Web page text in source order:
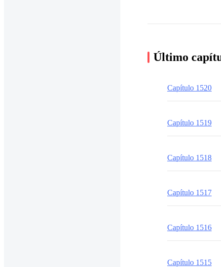
Último
Capítulo 1520
Capítulo 1519
Capítulo 1518
Capítulo 1517
Capítulo 1516
Capítulo 1515